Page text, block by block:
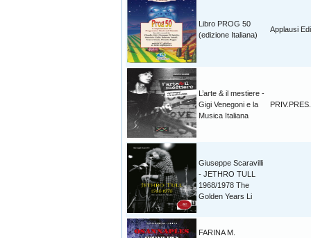
Libro PROG 50
(edizione Italiana)
Applausi
L’arte & il mestiere -
Gigi Venegoni e la
Musica Italiana
PRIV.PRES.
Giuseppe Scaravilli
- JETHRO TULL
1968/1978 The
Golden Years Li
FARINA M.